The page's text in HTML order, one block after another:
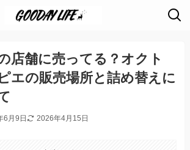
店舗に売ってる？オクト
エの販売場所と詰め替えに
6月9日 2026年4月15日